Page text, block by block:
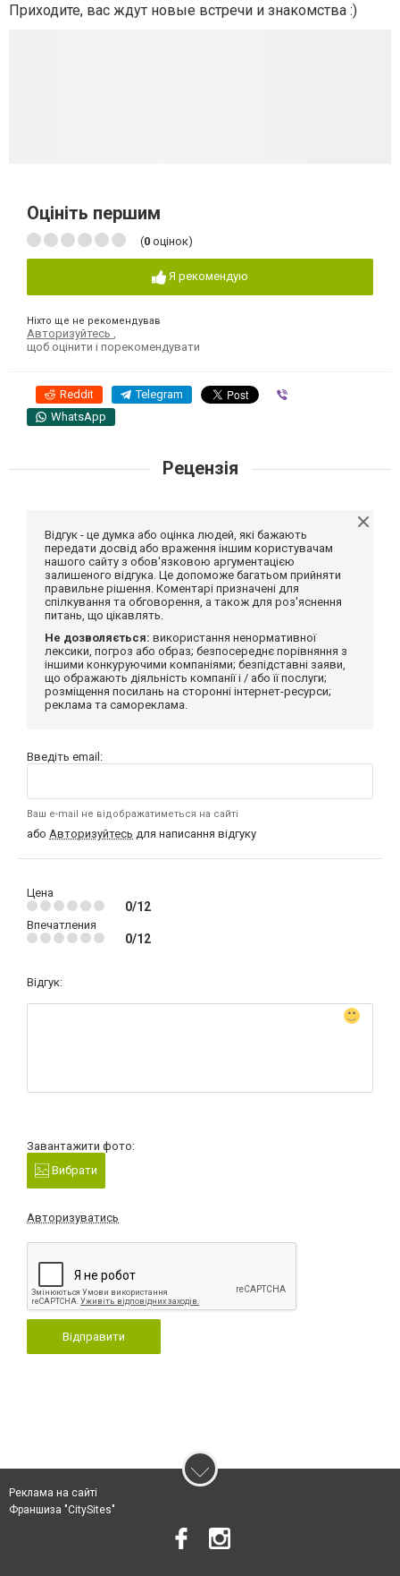
Приходите, вас ждут новые встречи и знакомства :)
Оцініть першим
(0 оцінок)
Я рекомендую
Ніхто ще не рекомендував
Авторизуйтесь
щоб оцінити і порекомендувати
Reddit Telegram
WhatsApp
Рецензія
Відгук - це думка або оцінка людей, які бажають
передати досвід або враження іншим користувачам
нашого сайту з обов'язковою аргументацією
залишеного відгука. Це допоможе багатьом прийняти
правильне рішення. Коментарі призначені для
спілкування та обговорення, а також для роз'яснення
питань, що цікавлять.
Не дозволяється: використання ненормативної
лексики, погроз або образ; безпосереднє порівняння з
іншими конкуруючими компаніями; безпідставні заяви,
що ображають діяльність компанії і / або її послуги;
розміщення посилань на сторонні інтернет-ресурси;
реклама та самореклама.
Введіть email:
Ваш e-mail не відображатиметься на сайті
або Авторизуйтесь для написання відгуку
Цена
0/12
Впечатления
0/12
Відгук:
Завантажити фото:
Вибрати
Авторизуватись
Відправити
Реклама на сайті
Франшиза "CitySites"